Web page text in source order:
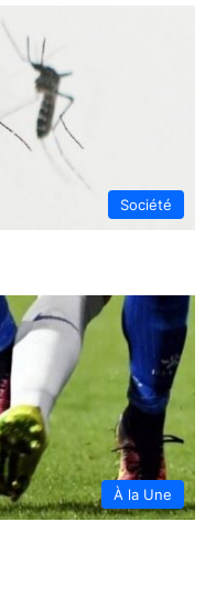
Société
À la Une